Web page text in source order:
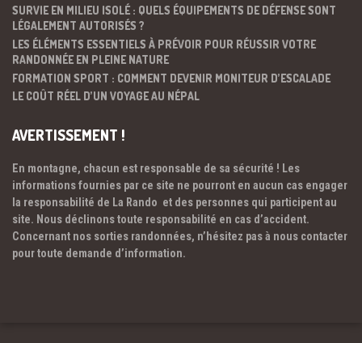
SURVIE EN MILIEU ISOLÉ : QUELS ÉQUIPEMENTS DE DÉFENSE SONT
LÉGALEMENT AUTORISÉS ?
LES ÉLÉMENTS ESSENTIELS À PRÉVOIR POUR RÉUSSIR VOTRE
RANDONNÉE EN PLEINE NATURE
FORMATION SPORT : COMMENT DEVENIR MONITEUR D’ESCALADE
LE COÛT RÉEL D’UN VOYAGE AU NÉPAL
AVERTISSEMENT !
En montagne, chacun est responsable de sa sécurité ! Les
informations fournies par ce site ne pourront en aucun cas engager
la responsabilité de La Rando et des personnes qui participent au
site. Nous déclinons toute responsabilité en cas d’accident.
Concernant nos sorties randonnées, n’hésitez pas à nous contacter
pour toute demande d’information.